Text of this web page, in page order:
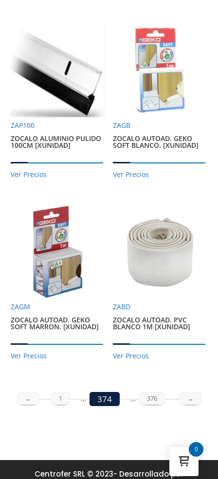
ZAP100
ZOCALO ALUMINIO PULIDO
100CM [XUNIDAD]
Ver Precios
ZAGB
ZOCALO AUTOAD. GEKO
SOFT BLANCO. [XUNIDAD]
Ver Precios
ZAGM
ZOCALO AUTOAD. GEKO
SOFT MARRON. [XUNIDAD]
Ver Precios
ZABD
ZOCALO AUTOAD. PVC
BLANCO 1M [XUNIDAD]
Ver Precios
← 1 … 374 … 376 →
Centrofer SRL © 2023- Desarrollado por
0